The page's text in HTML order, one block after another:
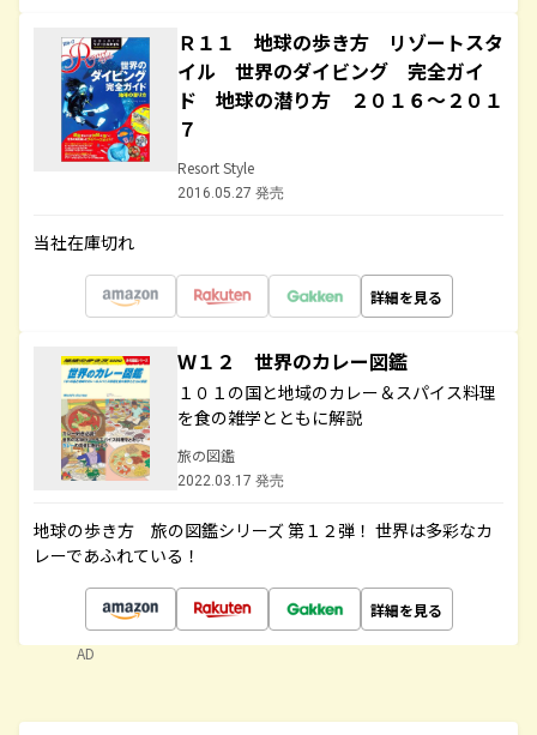
Ｒ１１ 地球の歩き方 リゾートスタ
イル 世界のダイビング 完全ガイ
ド 地球の潜り方 ２０１６～２０１
７
Resort Style
2016.05.27 発売
当社在庫切れ
詳細を見る
Ｗ１２ 世界のカレー図鑑
１０１の国と地域のカレー＆スパイス料理
を食の雑学とともに解説
旅の図鑑
2022.03.17 発売
地球の歩き方 旅の図鑑シリーズ 第１２弾！ 世界は多彩なカ
レーであふれている！
詳細を見る
AD